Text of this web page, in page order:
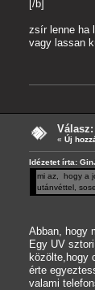
[/b]
zsír lenne ha
vagy lassan
« Új
Idézetet írta:
mi az, hogy a
utánvéttel,
Abban, hogy
Egy UV
közölte,hogy
érte
valami